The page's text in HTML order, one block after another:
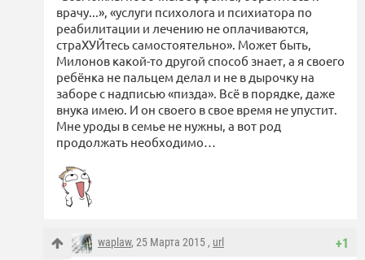
врачу...», «услуги психолога и психиатора по
реабилитации и лечению не оплачиваются,
страХУЙтесь самостоятельно». Может быть,
Милонов какой-то другой способ знает, а я своего
ребёнка не пальцем делал и не в дырочку на
заборе с надписью «пизда». Всё в порядке, даже
внука имею. И он своего в свое время не упустит.
Мне уроды в семье не нужны, а вот род
продолжать необходимо…
+1
waplaw, 25 Марта 2015 , url